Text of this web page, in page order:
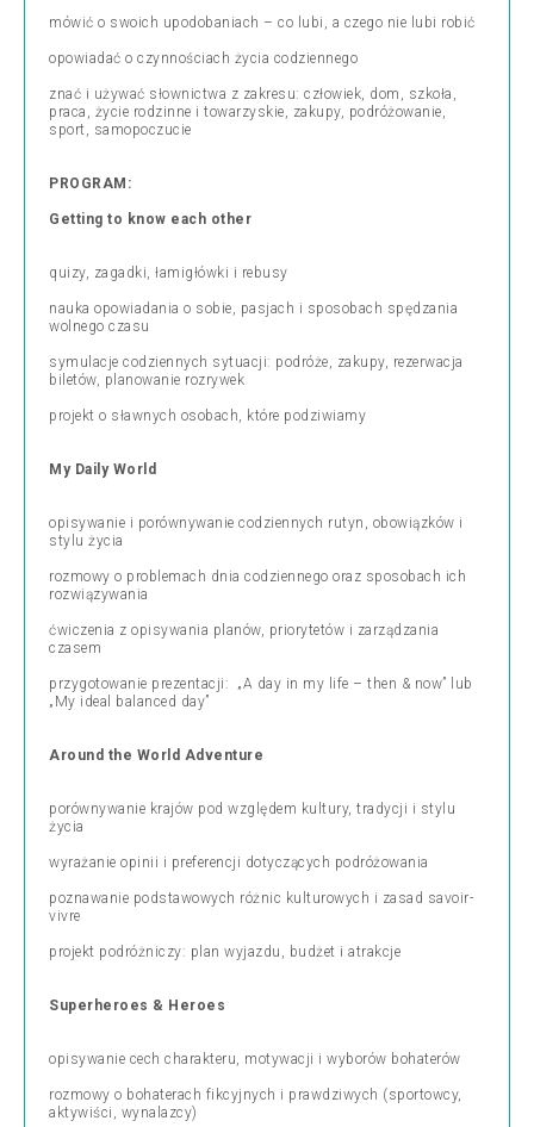
mówić o swoich upodobaniach – co lubi, a czego nie lubi robić
opowiadać o czynnościach życia codziennego
znać i używać słownictwa z zakresu: człowiek, dom, szkoła,
praca, życie rodzinne i towarzyskie, zakupy, podróżowanie,
sport, samopoczucie
PROGRAM:
Getting to know each other
quizy, zagadki, łamigłówki i rebusy
nauka opowiadania o sobie, pasjach i sposobach spędzania
wolnego czasu
symulacje codziennych sytuacji: podróże, zakupy, rezerwacja
biletów, planowanie rozrywek
projekt o sławnych osobach, które podziwiamy
My Daily World
opisywanie i porównywanie codziennych rutyn, obowiązków i
stylu życia
rozmowy o problemach dnia codziennego oraz sposobach ich
rozwiązywania
ćwiczenia z opisywania planów, priorytetów i zarządzania
czasem
przygotowanie prezentacji: „A day in my life – then & now” lub
„My ideal balanced day”
Around the World Adventure
porównywanie krajów pod względem kultury, tradycji i stylu
życia
wyrażanie opinii i preferencji dotyczących podróżowania
poznawanie podstawowych różnic kulturowych i zasad savoir-
vivre
projekt podróżniczy: plan wyjazdu, budżet i atrakcje
Superheroes & Heroes
opisywanie cech charakteru, motywacji i wyborów bohaterów
rozmowy o bohaterach fikcyjnych i prawdziwych (sportowcy,
aktywiści, wynalazcy)